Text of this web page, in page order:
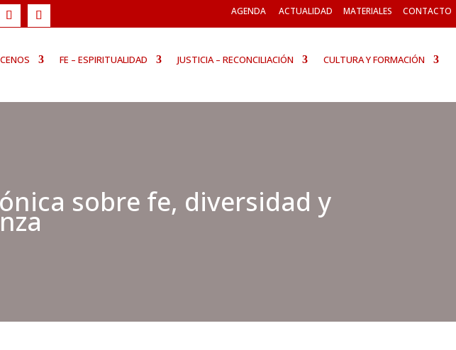
AGENDA ACTUALIDAD MATERIALES CONTACTO
FE – ESPIRITUALIDAD JUSTICIA – RECONCILIACIÓN CULTURA Y FORMACIÓN
sobre fe, diversidad y